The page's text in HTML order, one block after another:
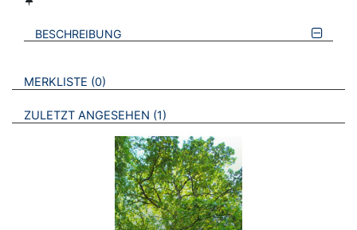
BESCHREIBUNG
VERWEISE AUF VERMERKTE- ODER ZULETZT ANGESEHENE
MERKLISTE 0 BROSCHÜREN
ZULETZT ANGESEHEN 1 BROSCHÜREN